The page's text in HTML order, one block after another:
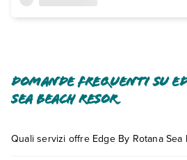
Domande frequenti su
Sea Beach Resor
Quali servizi offre Edge By Rotana Sea